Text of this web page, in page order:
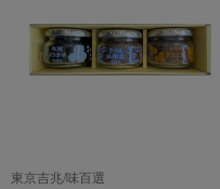
東京吉兆/味百選